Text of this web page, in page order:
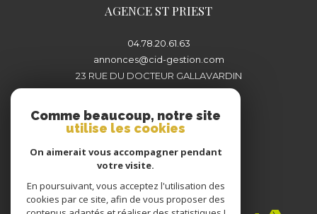
AGENCE ST PRIEST
04.78.20.61.63
annonces@cid-gestion.com
23 RUE DU DOCTEUR GALLAVARDIN
69800 SAINT-PRIEST
Adhérents
Comme beaucoup, notre site
utilise les cookies
On aimerait vous accompagner pendant
votre visite.
En poursuivant, vous acceptez l'utilisation des
cookies par ce site, afin de vous proposer des